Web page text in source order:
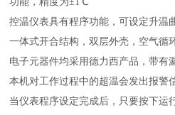
控温仪表具有程序功能，可设定升温
一体式开合结构，双层外壳，空气循
电子元器件均采用德力西产品，带有
本机对工作过程中的超温会发出报警
当仪表程序设定完成后，只要按下运